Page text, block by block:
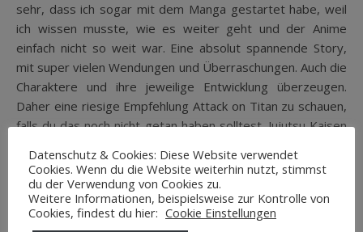
sehr, dass ich sogar mit dem Manga gestartet habe, weil
ich wissen musste, wie es weiter geht und der Anime
einfach nicht so weit war. Eine absolut spannende Story,
mit super vielen Wendungen und Überraschungen. Auch die
Charaktere und ihre jeweilige Entwicklung überzeugen.
Daher eine riesige Empfehlung Attack on Titan zu schauen,
falls du das noch nicht getan haben solltest. Jujutsu Kaisen
ansprechend. Jujutsu Kaisen überzeugt mit…
WEITERLESEN
Datenschutz & Cookies: Diese Website verwendet
Cookies. Wenn du die Website weiterhin nutzt, stimmst
du der Verwendung von Cookies zu.
Weitere Informationen, beispielsweise zur Kontrolle von
Cookies, findest du hier: Cookie Einstellungen